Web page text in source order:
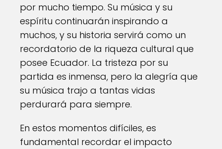
por mucho tiempo. Su música y su
espíritu continuarán inspirando a
muchos, y su historia servirá como un
recordatorio de la riqueza cultural que
posee Ecuador. La tristeza por su
partida es inmensa, pero la alegría que
su música trajo a tantas vidas
perdurará para siempre.
En estos momentos difíciles, es
fundamental recordar el impacto